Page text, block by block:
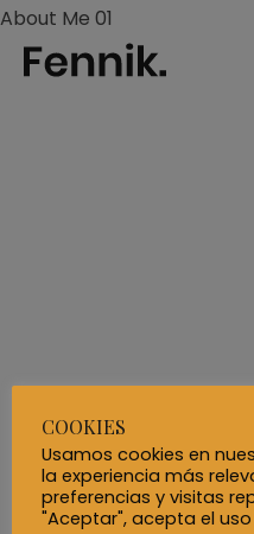
About Me 01
COOKIES
Usamos cookies en
la experiencia más
preferencias y visitas
"Aceptar", acepta el uso